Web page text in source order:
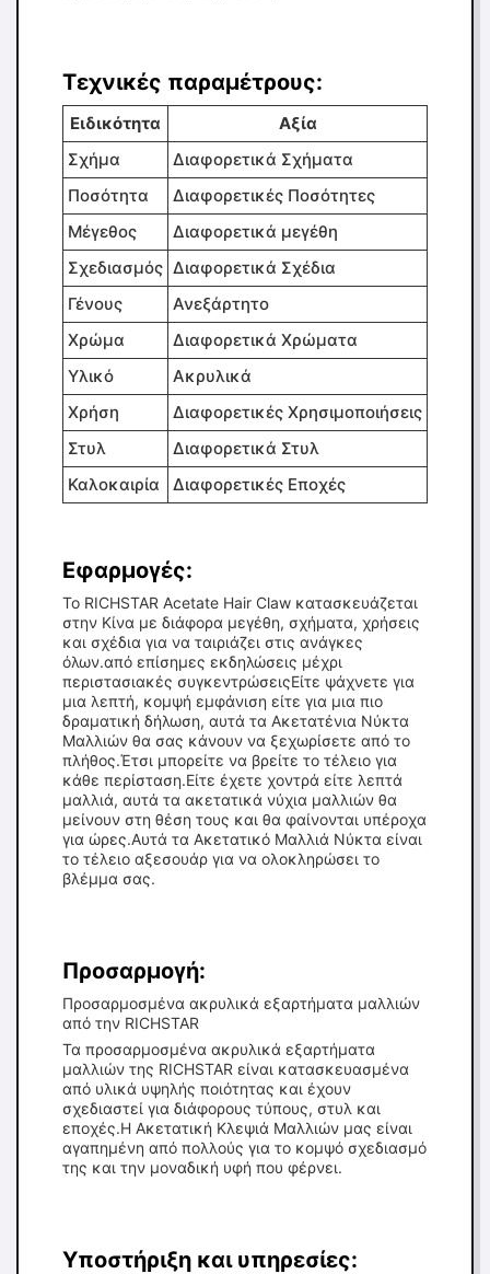
Τεχνικές παραμέτρους:
Ειδικότητα
Αξία
Σχήμα
Διαφορετικά Σχήματα
Ποσότητα
Διαφορετικές Ποσότητες
Μέγεθος
Διαφορετικά μεγέθη
Σχεδιασμός Διαφορετικά Σχέδια
Γένους
Ανεξάρτητο
Χρώμα
Διαφορετικά Χρώματα
Υλικό
Ακρυλικά
Χρήση
Διαφορετικές Χρησιμοποιήσεις
Στυλ
Διαφορετικά Στυλ
Καλοκαιρία
Διαφορετικές Εποχές
Εφαρμογές:
Το RICHSTAR Acetate Hair Claw κατασκευάζεται
στην Κίνα με διάφορα μεγέθη, σχήματα, χρήσεις
και σχέδια για να ταιριάζει στις ανάγκες
όλων.από επίσημες εκδηλώσεις μέχρι
περιστασιακές συγκεντρώσειςΕίτε ψάχνετε για
μια λεπτή, κομψή εμφάνιση είτε για μια πιο
δραματική δήλωση, αυτά τα Ακετατένια Νύκτα
Μαλλιών θα σας κάνουν να ξεχωρίσετε από το
πλήθος.Έτσι μπορείτε να βρείτε το τέλειο για
κάθε περίσταση.Είτε έχετε χοντρά είτε λεπτά
μαλλιά, αυτά τα ακετατικά νύχια μαλλιών θα
μείνουν στη θέση τους και θα φαίνονται υπέροχα
για ώρες.Αυτά τα Ακετατικό Μαλλιά Νύκτα είναι
το τέλειο αξεσουάρ για να ολοκληρώσει το
βλέμμα σας.
Προσαρμογή:
Προσαρμοσμένα ακρυλικά εξαρτήματα μαλλιών
από την RICHSTAR
Τα προσαρμοσμένα ακρυλικά εξαρτήματα
μαλλιών της RICHSTAR είναι κατασκευασμένα
από υλικά υψηλής ποιότητας και έχουν
σχεδιαστεί για διάφορους τύπους, στυλ και
εποχές.Η Ακετατική Κλεψιά Μαλλιών μας είναι
αγαπημένη από πολλούς για το κομψό σχεδιασμό
της και την μοναδική υφή που φέρνει.
Υποστήριξη και υπηρεσίες: